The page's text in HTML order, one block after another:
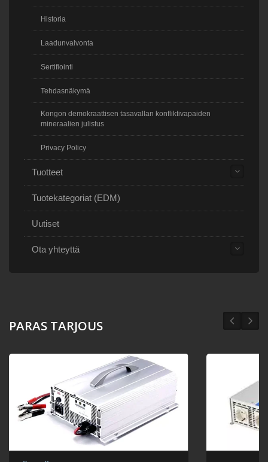
Historia
Laadunvalvonta
Sertifiointi
Tehdasnäkymä
Kongon demokraattisen tasavallan konfliktivapaiden
mineraalien julistus
Privacy Policy
Tuotteet
Tuotekategoriat (EDM)
Uutiset
Ota yhteyttä
PARAS TARJOUS